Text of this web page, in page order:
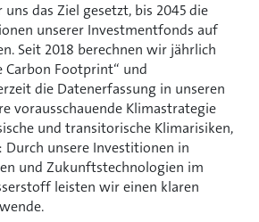
uns das Ziel gesetzt, bis 2045 die
unserer Investmentfonds auf
Seit 2018 berechnen wir jährlich
Carbon Footprint“ und
die Datenerfassung in unseren
vorausschauende Klimastrategie
und transitorische Klimarisiken,
Durch unsere Investitionen in
und Zukunftstechnologien im
leisten wir einen klaren